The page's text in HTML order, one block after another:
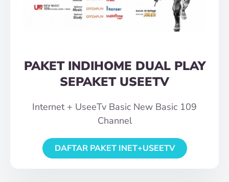
PAKET INDIHOME DUAL PLAY
SEPAKET USEETV
Internet + UseeTv Basic New Basic 109
Channel
DAFTAR PAKET INET+USEETV